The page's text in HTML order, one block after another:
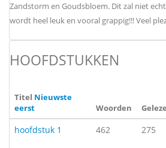
Zandstorm en Goudsbloem. Dit zal niet
wordt heel leuk en vooral grappig!!! Veel
HOOFDSTUKKEN
Titel Nieuwste
eerst
Woorden
hoofdstuk 1 462 275